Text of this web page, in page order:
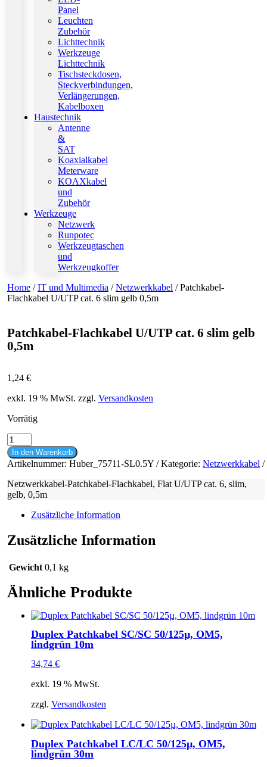
Panel
Leuchten
Zubehör
Lichttechnik
Werkzeuge
Lichttechnik
Tischsteckdosen,
Steckverbindungen,
Verlängerungen,
Kabelboxen
Haustechnik
Antenne
&
SAT
Koaxialkabel
Meterware
KOAXkabel
und
Zubehör
Werkzeuge
Netzwerk
Runpotec
Werkzeugtaschen
und
Werkzeugkoffer
Home /IT und Multimedia /Netzwerkkabel / Patchkabel-
Flachkabel U/UTP cat. 6 slim gelb 0,5m
Patchkabel-Flachkabel U/UTP cat. 6 slim gelb
0,5m
1,24 €
exkl. 19 % MwSt. zzgl. Versandkosten
Vorrätig
Patchkabel-
Flachkabel
U/UTP
cat.
6
slim
gelb
0,5m
In den Warenkorb
Artikelnummer: Huber_75711-SL0.5Y Kategorie: Netzwerkkabel
Netzwerkkabel-Patchkabel-Flachkabel, Flat U/UTP cat. 6, slim,
gelb, 0,5m
Zusätzliche Information
Zusätzliche Information
Gewicht 0,1 kg
Ähnliche Produkte
Duplex Patchkabel SC/SC 50/125µ, OM5,
lindgrün 10m
34,74 €
exkl. 19 % MwSt.
zzgl. Versandkosten
Duplex Patchkabel LC/LC 50/125µ, OM5,
lindgrün 30m